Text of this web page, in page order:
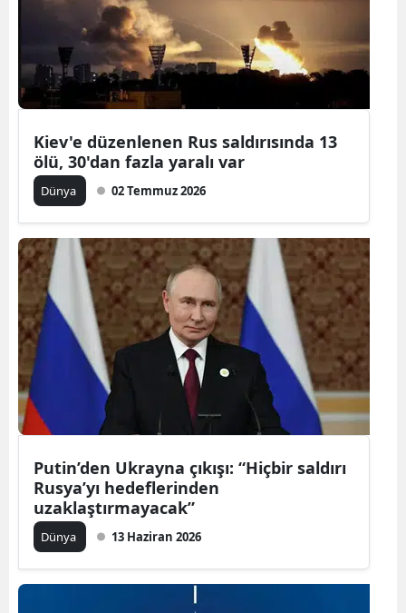
Kiev'e düzenlenen Rus saldırısında 13
ölü, 30'dan fazla yaralı var
Dünya 02 Temmuz 2026
Putin’den Ukrayna çıkışı: “Hiçbir saldırı
Rusya’yı hedeflerinden
uzaklaştırmayacak”
Dünya 13 Haziran 2026